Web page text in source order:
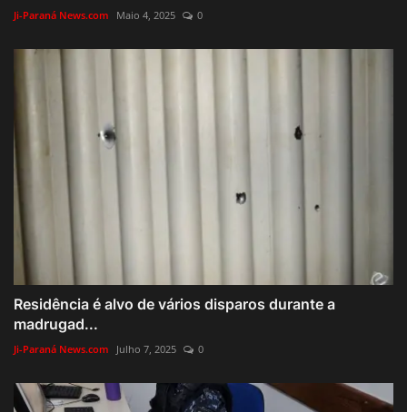
Ji-Paraná News.com Maio 4, 2025 0
Residência é alvo de vários disparos durante a
madrugad...
Ji-Paraná News.com Julho 7, 2025 0